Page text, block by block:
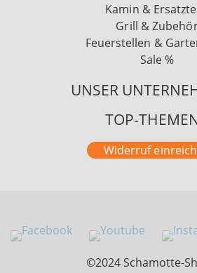
Kamin &
Grill &
Feuerstellen &
Sale %
UNSER
TOP-
Widerruf
©2024 Schamotte-